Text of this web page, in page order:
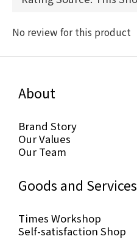
No review for this product
About
Brand Story
Our Values
Our Team
Goods and Services
Times Workshop
Self-satisfaction Shop